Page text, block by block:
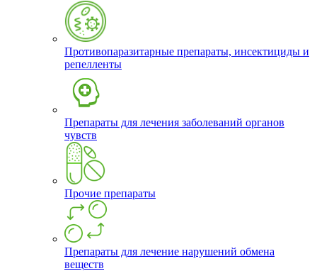
Противопаразитарные препараты, инсектициды и
репелленты
Препараты для лечения заболеваний органов
чувств
Прочие препараты
Препараты для лечение нарушений обмена
веществ